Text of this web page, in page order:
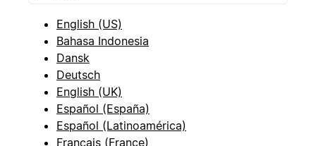
English (US)
Bahasa Indonesia
Dansk
Deutsch
English (UK)
Español (España)
Español (Latinoamérica)
Français (France)